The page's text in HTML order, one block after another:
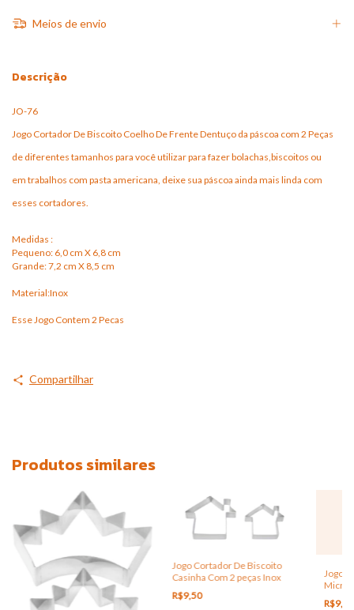
Meios de envio
Descrição
JO-76
Jogo Cortador De Biscoito Coelho De Frente Dentuço da páscoa com 2 Peças
de diferentes tamanhos para você utilizar para fazer bolachas,biscoitos ou
em trabalhos com pasta americana, deixe sua páscoa ainda mais linda com
esses cortadores.
Medidas :
Pequeno: 6,0 cm X 6,8 cm
Grande: 7,2 cm X 8,5 cm
Material:Inox
Esse Jogo Contem 2 Pecas
Compartilhar
Produtos similares
Jogo Cortador De Biscoito
Casinha Com 2 peças Inox
R$9,50
Jogo
Micro
Inox